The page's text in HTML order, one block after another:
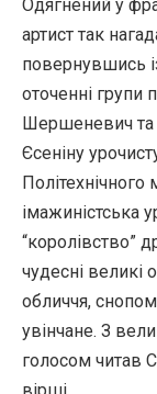
Одягнений у
артист так
повернувшись
оточенні групи
Шершеневич та
Єсеніну
імажиністська
“королівство”
чудесні великі
обличчя,
увінчане. З
голосом читав